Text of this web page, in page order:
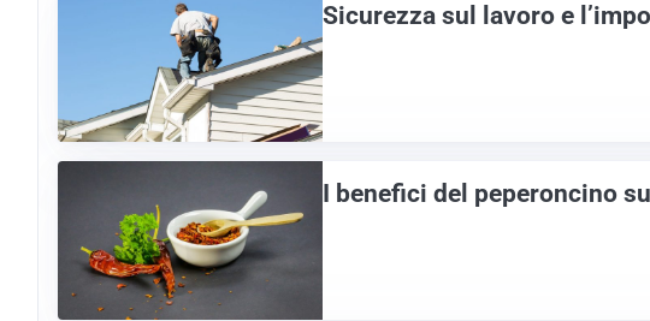
Sicurezza sul lavoro e
I benefici del peperoncino